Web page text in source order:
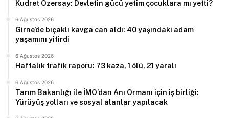
Kudret Özersay: Devletin gücü yetim çocuklara mı yetti?
6 Ağustos 2026
Girne’de bıçaklı kavga can aldı: 40 yaşındaki adam
yaşamını yitirdi
6 Ağustos 2026
Haftalık trafik raporu: 73 kaza, 1 ölü, 21 yaralı
6 Ağustos 2026
Tarım Bakanlığı ile İMO’dan Anı Ormanı için iş birliği:
Yürüyüş yolları ve sosyal alanlar yapılacak